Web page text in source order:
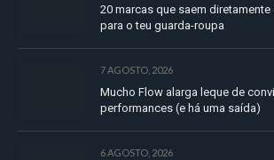
20 marcas que saem
para o teu guarda-roupa
7 AGOSTO, 2026
Mucho Flow alarga leque de
performances (e há uma saída)
6 AGOSTO, 2026